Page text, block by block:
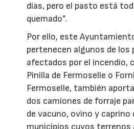
días, pero el pasto está
quemado”.
Por ello, este
pertenecen algunos de los
afectados por el incendio,
Pinilla de Fermoselle o
Fermoselle, también
dos camiones de forraje
de vacuno, ovino y caprino